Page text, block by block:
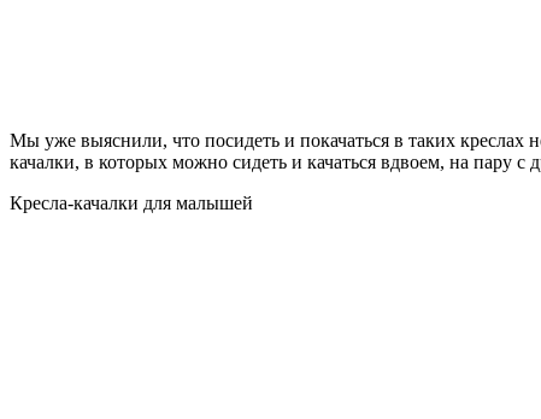
Мы уже выяснили, что посидеть и покачаться в таких
качалки, в которых можно сидеть и качаться вдвоем, на пару
Кресла-качалки для малышей